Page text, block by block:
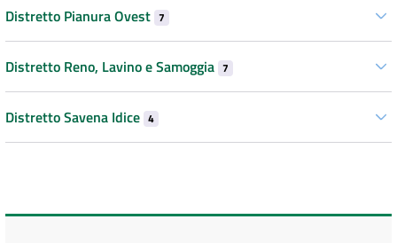
Distretto Pianura Ovest 7
Distretto Reno, Lavino e Samoggia 7
Distretto Savena Idice 4